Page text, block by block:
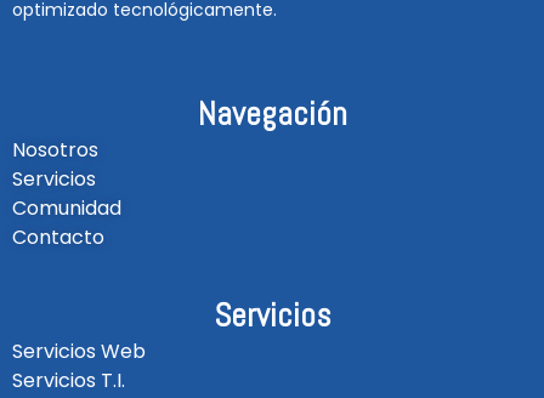
optimizado tecnológicamente.
Navegación
Nosotros
Servicios
Comunidad
Contacto
Servicios
Servicios Web
Servicios T.I.